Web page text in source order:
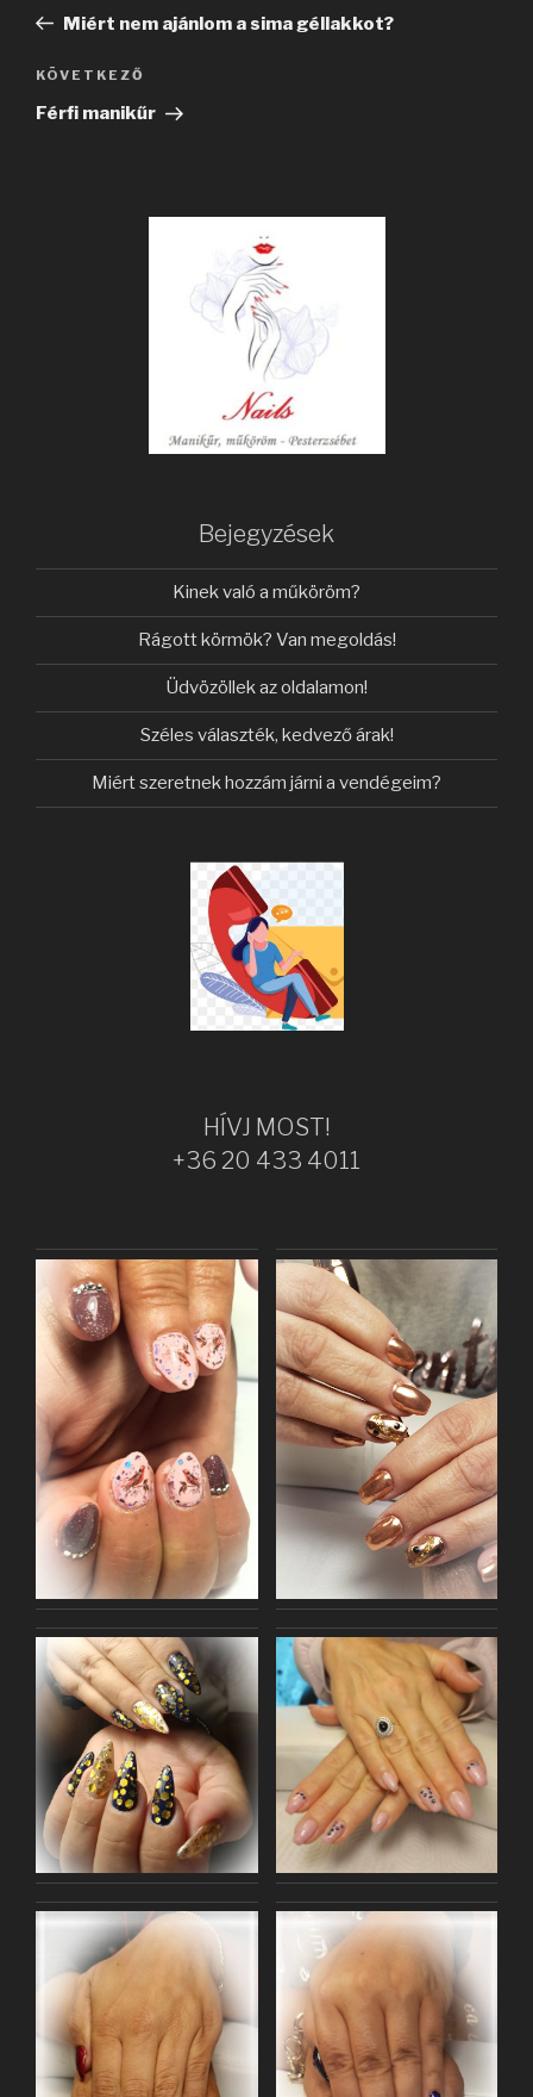
bejegyzés
Miért nem ajánlom a sima géllakkot?
Következő
bejegyzés
KÖVETKEZŐ
Férfi manikűr
Bejegyzések
Kinek való a műköröm?
Rágott körmök? Van megoldás!
Üdvözöllek az oldalamon!
Széles választék, kedvező árak!
Miért szeretnek hozzám járni a vendégeim?
HÍVJ MOST!
+36 20 433 4011